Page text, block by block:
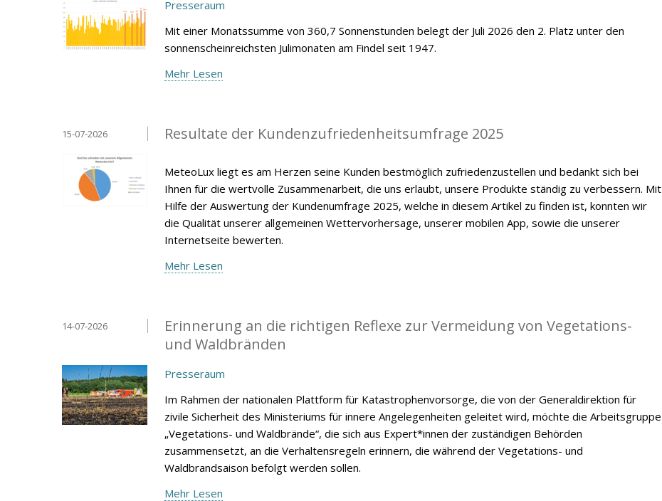
Presseraum
Mit einer Monatssumme von 360,7 Sonnenstunden belegt der Juli 2026 den 2. Platz unter den
sonnenscheinreichsten Julimonaten am Findel seit 1947.
Mehr Lesen
Resultate der Kundenzufriedenheitsumfrage 2025
15-07-2026
MeteoLux liegt es am Herzen seine Kunden bestmöglich zufriedenzustellen und bedankt sich bei
Ihnen für die wertvolle Zusammenarbeit, die uns erlaubt, unsere Produkte ständig zu verbessern. Mit
Hilfe der Auswertung der Kundenumfrage 2025, welche in diesem Artikel zu finden ist, konnten wir
die Qualität unserer allgemeinen Wettervorhersage, unserer mobilen App, sowie die unserer
Internetseite bewerten.
Mehr Lesen
Erinnerung an die richtigen Reflexe zur Vermeidung von Vegetations-
und Waldbränden
14-07-2026
Presseraum
Im Rahmen der nationalen Plattform für Katastrophenvorsorge, die von der Generaldirektion für
zivile Sicherheit des Ministeriums für innere Angelegenheiten geleitet wird, möchte die Arbeitsgruppe
„Vegetations- und Waldbrände“, die sich aus Expert*innen der zuständigen Behörden
zusammensetzt, an die Verhaltensregeln erinnern, die während der Vegetations- und
Waldbrandsaison befolgt werden sollen.
Mehr Lesen